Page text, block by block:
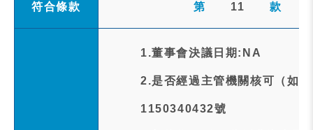
符合條款 第 11 款
1.董事會決議日期:NA
2.是否經過主管機關核可（如
1150340432號